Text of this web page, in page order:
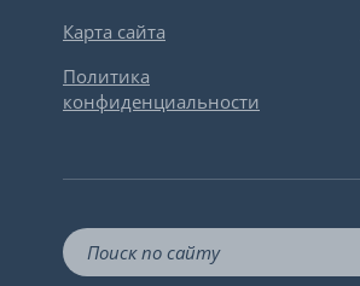
Карта сайта
Политика
конфиденциальности